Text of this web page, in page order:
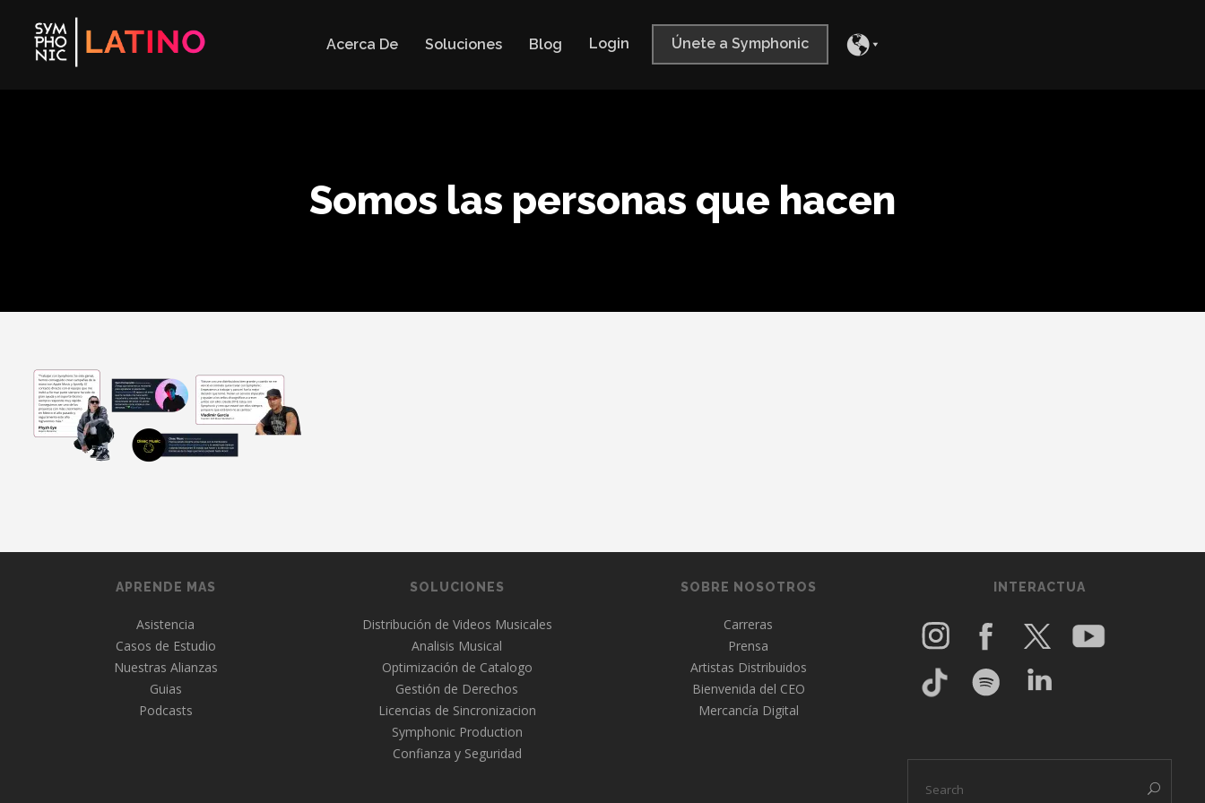
Acerca De Soluciones Blog Login Únete a Symphonic
Somos las personas que hacen
APRENDE MAS
Asistencia
Casos de Estudio
Nuestras Alianzas
Guias
Podcasts
SOLUCIONES
Distribución de Videos Musicales
Analisis Musical
Optimización de Catalogo
Gestión de Derechos
Licencias de Sincronizacion
Symphonic Production
Confianza y Seguridad
SOBRE NOSOTROS
Carreras
Prensa
Artistas Distribuidos
Bienvenida del CEO
Mercancía Digital
INTERACTUA